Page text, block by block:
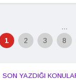
1 2 3
...
8
SON YAZDIĞI